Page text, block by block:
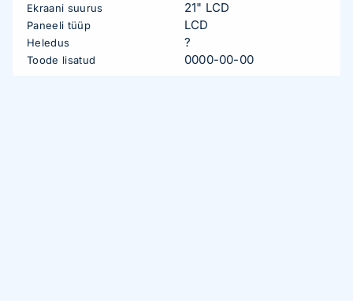
Ekraani suurus 21" LCD
Paneeli tüüp LCD
Heledus ?
Toode lisatud 0000-00-00